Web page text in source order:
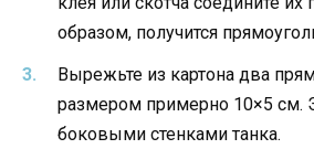
образом, получится
Вырежьте из картона два
размером примерно 10×5 см.
боковыми стенками танка.